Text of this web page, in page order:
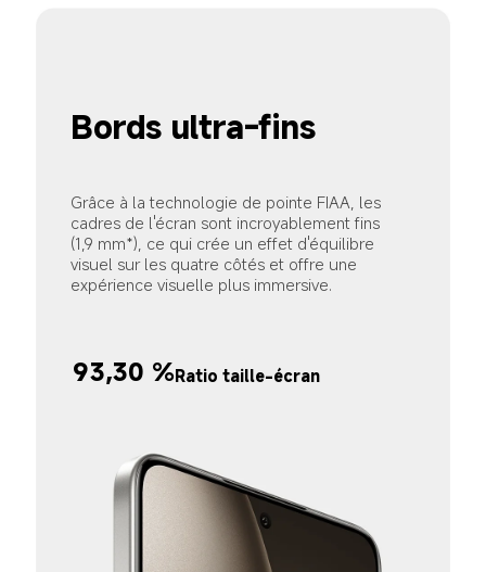
Bords ultra-fins
Grâce à la technologie de pointe FIAA, les
cadres de l'écran sont incroyablement fins
(1,9 mm*), ce qui crée un effet d'équilibre
visuel sur les quatre côtés et offre une
expérience visuelle plus immersive.
93,30 %Ratio taille-écran